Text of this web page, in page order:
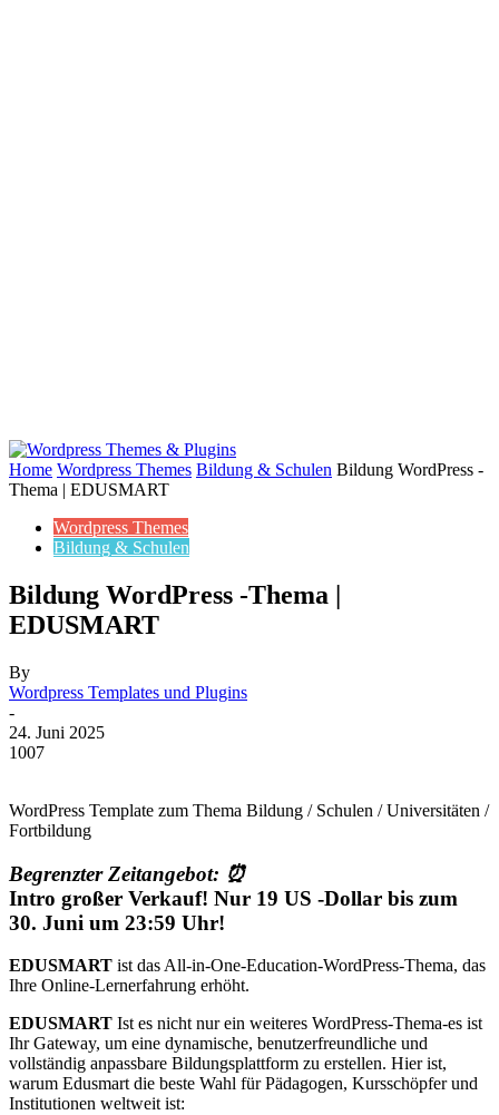
Home Wordpress Themes Bildung & Schulen Bildung WordPress -
Thema | EDUSMART
Wordpress Themes
Bildung & Schulen
Bildung WordPress -Thema |
EDUSMART
By
Wordpress Templates und Plugins
-
24. Juni 2025
1007
WordPress Template zum Thema Bildung / Schulen / Universitäten /
Fortbildung
Begrenzter Zeitangebot: ⏰
Intro großer Verkauf! Nur 19 US -Dollar bis zum
30. Juni um 23:59 Uhr!
EDUSMART ist das All-in-One-Education-WordPress-Thema, das
Ihre Online-Lernerfahrung erhöht.
EDUSMART Ist es nicht nur ein weiteres WordPress-Thema-es ist
Ihr Gateway, um eine dynamische, benutzerfreundliche und
vollständig anpassbare Bildungsplattform zu erstellen. Hier ist,
warum Edusmart die beste Wahl für Pädagogen, Kursschöpfer und
Institutionen weltweit ist: